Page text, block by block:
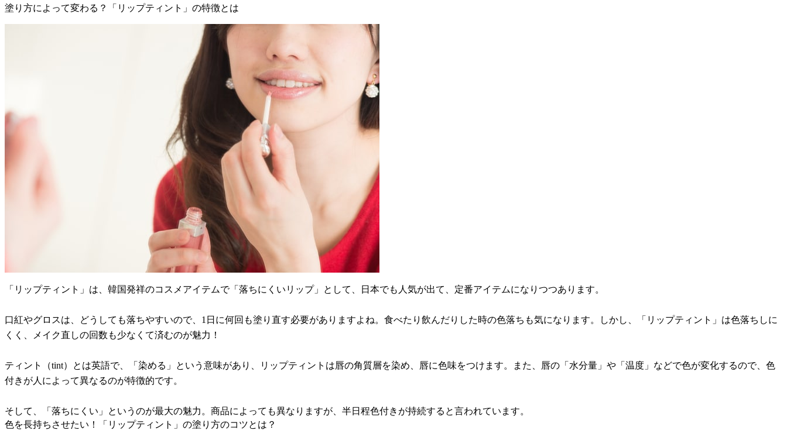
塗り方によって変わる？「リップティント」の特徴とは
「リップティント」は、韓国発祥のコスメアイテムで「落ちにくいリップ」として、日本でも人気が出て、定番アイテムになりつつあります。
口紅やグロスは、どうしても落ちやすいので、1日に何回も塗り直す必要がありますよね。食べたり飲んだりした時の色落ちも気になります。しかし、「リップティント」は色落ちしに
くく、メイク直しの回数も少なくて済むのが魅力！
ティント（tint）とは英語で、「染める」という意味があり、リップティントは唇の角質層を染め、唇に色味をつけます。また、唇の「水分量」や「温度」などで色が変化するので、色
付きが人によって異なるのが特徴的です。
そして、「落ちにくい」というのが最大の魅力。商品によっても異なりますが、半日程色付きが持続すると言われています。
色を長持ちさせたい！「リップティント」の塗り方のコツとは？